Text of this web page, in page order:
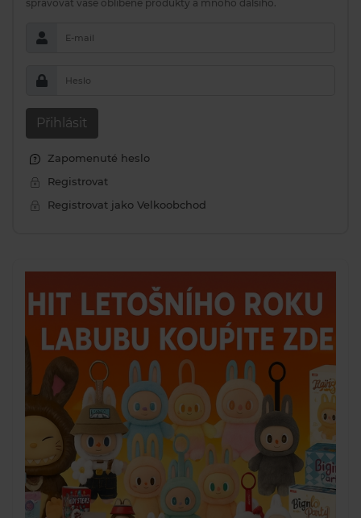
spravovat vaše oblíbené produkty a mnoho dalšího.
E-mail
Heslo
Přihlásit
Zapomenuté heslo
Registrovat
Registrovat jako Velkoobchod